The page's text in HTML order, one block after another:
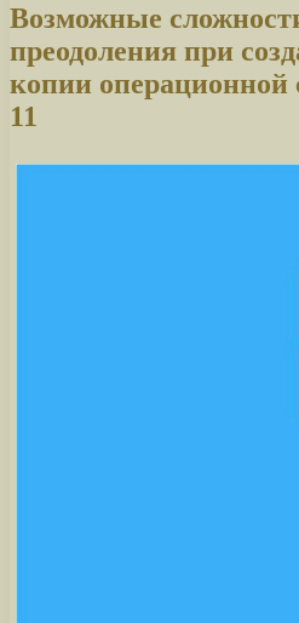
Возможные
преодоления при
копии
11